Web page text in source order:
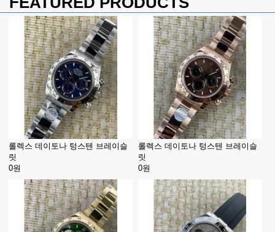
롤렉스 데이토나 텅스텐 브레이슬
릿
0원
롤렉스 데이토나 텅스텐 브레이슬
릿
0원